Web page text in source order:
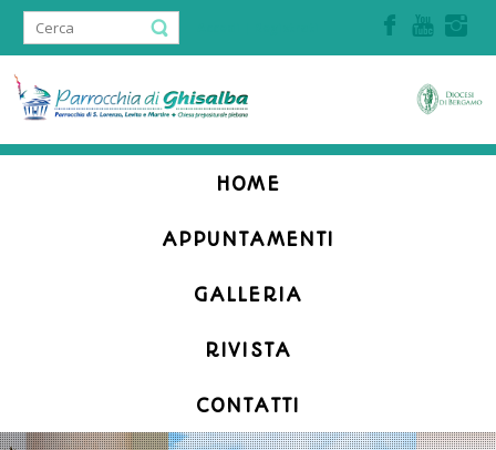
HOME
APPUNTAMENTI
GALLERIA
RIVISTA
CONTATTI